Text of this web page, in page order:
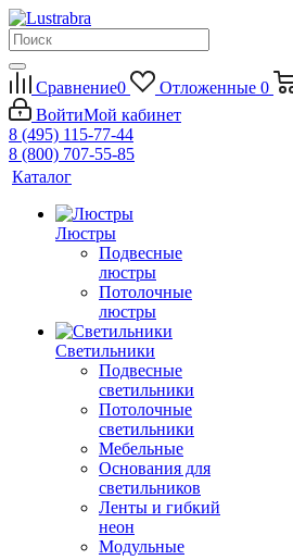
Сравнение0 Отложенные 0
ВойтиМой кабинет
8 (495) 115-77-44
8 (800) 707-55-85
Каталог
Люстры
Подвесные
люстры
Потолочные
люстры
Светильники
Подвесные
светильники
Потолочные
светильники
Мебельные
Основания для
светильников
Ленты и гибкий
неон
Модульные